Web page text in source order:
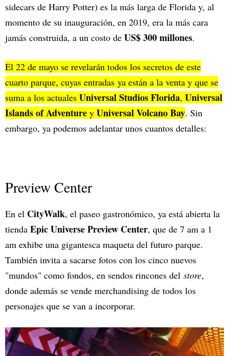
sidecars de Harry Potter) es la más larga de Florida y, al
momento de su inauguración, en 2019, era la más cara
jamás construida, a un costo de US$ 300 millones.
El 22 de mayo se revelarán todos los secretos de este
cuarto parque, cuyas entradas ya están a la venta y que se
suma a los actuales Universal Studios Florida, Universal
Islands of Adventure y Universal Volcano Bay. Sin
embargo, ya podemos adelantar unos cuantos detalles:
Preview Center
En el CityWalk, el paseo gastronómico, ya está abierta la
tienda Epic Universe Preview Center, que de 7 am a 1
am exhibe una gigantesca maqueta del futuro parque.
También invita a sacarse fotos con los cinco nuevos
"mundos" como fondos, en sendos rincones del store,
donde además se vende merchandising de todos los
personajes que se van a incorporar.